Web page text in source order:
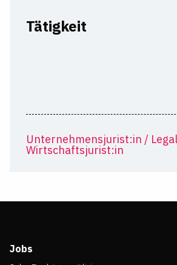
Tätigkeit
Unternehmensjurist:in /
Wirtschaftsjurist:in
Jobs